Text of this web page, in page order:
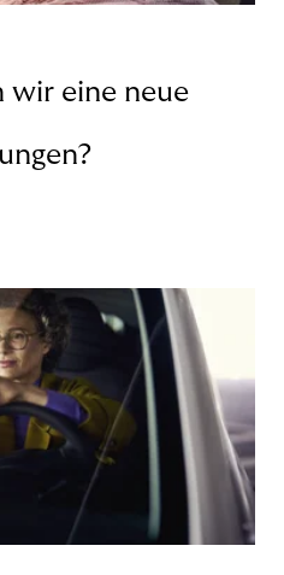
wir eine neue